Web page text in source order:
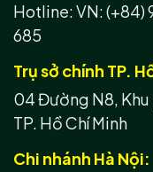
Hotline:VN: (+84)
685
Trụ sở chính TP.
04 Đường N8,
TP. Hồ Chí Minh
Chi nhánh Hà Nội: